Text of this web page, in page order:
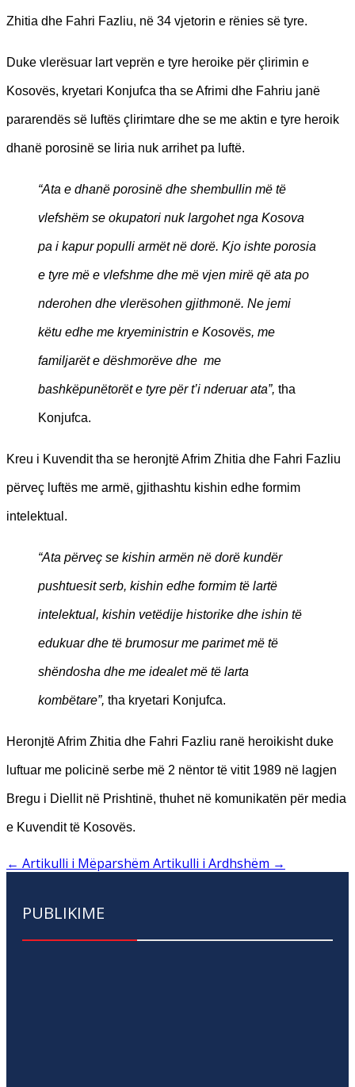
Zhitia dhe Fahri Fazliu, në 34 vjetorin e rënies së tyre.
Duke vlerësuar lart veprën e tyre heroike për çlirimin e
Kosovës, kryetari Konjufca tha se Afrimi dhe Fahriu janë
pararendës së luftës çlirimtare dhe se me aktin e tyre heroik
dhanë porosinë se liria nuk arrihet pa luftë.
“Ata e dhanë porosinë dhe shembullin më të
vlefshëm se okupatori nuk largohet nga Kosova
pa i kapur populli armët në dorë. Kjo ishte porosia
e tyre më e vlefshme dhe më vjen mirë që ata po
nderohen dhe vlerësohen gjithmonë. Ne jemi
këtu edhe me kryeministrin e Kosovës, me
familjarët e dëshmorëve dhe me
bashkëpunëtorët e tyre për t’i nderuar ata”, tha
Konjufca.
Kreu i Kuvendit tha se heronjtë Afrim Zhitia dhe Fahri Fazliu
përveç luftës me armë, gjithashtu kishin edhe formim
intelektual.
“Ata përveç se kishin armën në dorë kundër
pushtuesit serb, kishin edhe formim të lartë
intelektual, kishin vetëdije historike dhe ishin të
edukuar dhe të brumosur me parimet më të
shëndosha dhe me idealet më të larta
kombëtare”, tha kryetari Konjufca.
Heronjtë Afrim Zhitia dhe Fahri Fazliu ranë heroikisht duke
luftuar me policinë serbe më 2 nëntor të vitit 1989 në lagjen
Bregu i Diellit në Prishtinë, thuhet në komunikatën për media
e Kuvendit të Kosovës.
← Artikulli i Mëparshëm Artikulli i Ardhshëm →
PUBLIKIME